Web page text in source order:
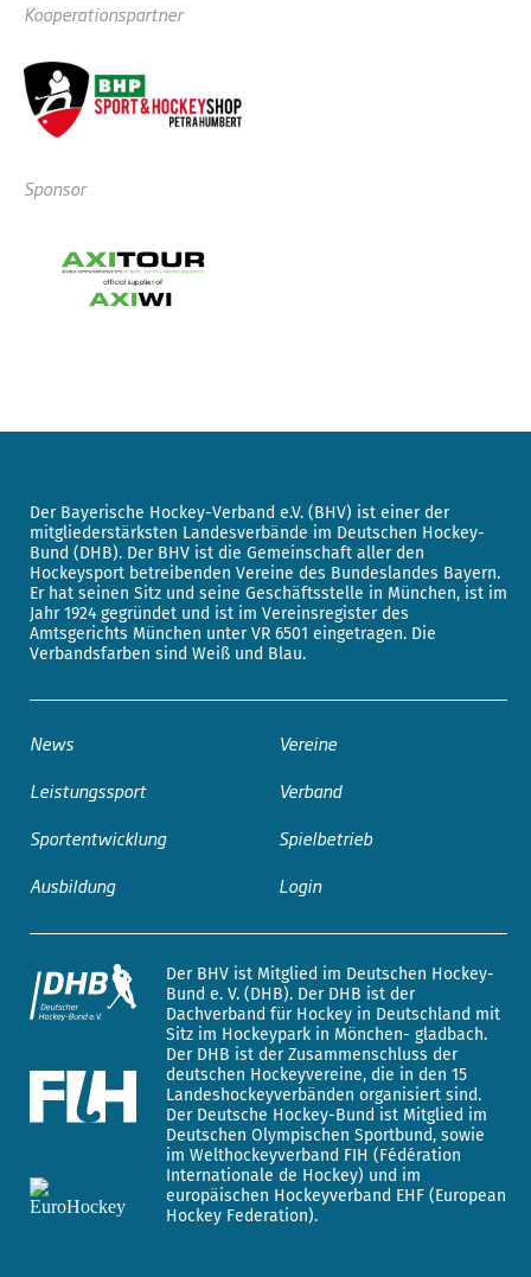
Kooperationspartner
Sponsor
Der Bayerische Hockey-Verband e.V. (BHV) ist einer der
mitgliederstärksten Landesverbände im Deutschen Hockey-
Bund (DHB). Der BHV ist die Gemeinschaft aller den
Hockeysport betreibenden Vereine des Bundeslandes Bayern.
Er hat seinen Sitz und seine Geschäftsstelle in München, ist im
Jahr 1924 gegründet und ist im Vereinsregister des
Amtsgerichts München unter VR 6501 eingetragen. Die
Verbandsfarben sind Weiß und Blau.
News
Leistungssport
Sportentwicklung
Ausbildung
Vereine
Verband
Spielbetrieb
Login
Der BHV ist Mitglied im Deutschen Hockey-
Bund e. V. (DHB). Der DHB ist der
Dachverband für Hockey in Deutschland mit
Sitz im Hockeypark in Mönchen- gladbach.
Der DHB ist der Zusammenschluss der
deutschen Hockeyvereine, die in den 15
Landeshockeyverbänden organisiert sind.
Der Deutsche Hockey-Bund ist Mitglied im
Deutschen Olympischen Sportbund, sowie
im Welthockeyverband FIH (Fédération
Internationale de Hockey) und im
europäischen Hockeyverband EHF (European
Hockey Federation).